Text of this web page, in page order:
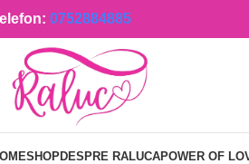
0752884885
SHOPDESPRE RALUCAPOWER OF